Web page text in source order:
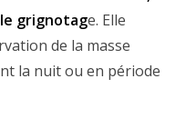
grignotage. Elle
de la masse
la nuit ou en période